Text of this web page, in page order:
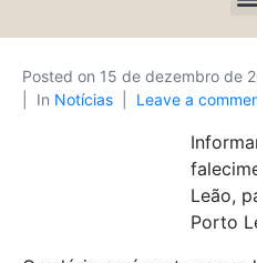
Posted on 15 de dezembro de
In Notícias Leave a
Leão,
Porto